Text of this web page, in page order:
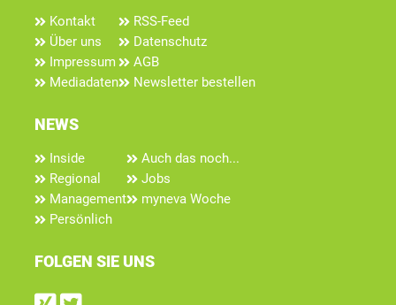
Kontakt
Über uns
Impressum
Mediadaten
RSS-Feed
Datenschutz
AGB
Newsletter bestellen
NEWS
Inside
Regional
Management
Persönlich
Auch das noch...
Jobs
myneva Woche
FOLGEN SIE UNS